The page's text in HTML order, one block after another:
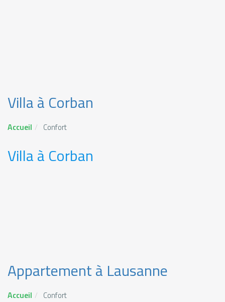
Villa à Corban
Accueil Confort
Villa à Corban
Appartement à Lausanne
Accueil Confort